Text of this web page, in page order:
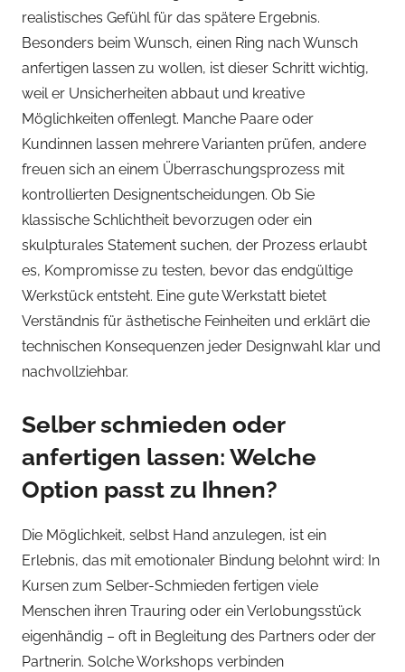
realistisches Gefühl für das spätere Ergebnis.
Besonders beim Wunsch, einen Ring nach Wunsch
anfertigen lassen zu wollen, ist dieser Schritt wichtig,
weil er Unsicherheiten abbaut und kreative
Möglichkeiten offenlegt. Manche Paare oder
Kundinnen lassen mehrere Varianten prüfen, andere
freuen sich an einem Überraschungsprozess mit
kontrollierten Designentscheidungen. Ob Sie
klassische Schlichtheit bevorzugen oder ein
skulpturales Statement suchen, der Prozess erlaubt
es, Kompromisse zu testen, bevor das endgültige
Werkstück entsteht. Eine gute Werkstatt bietet
Verständnis für ästhetische Feinheiten und erklärt die
technischen Konsequenzen jeder Designwahl klar und
nachvollziehbar.
Selber schmieden oder
anfertigen lassen: Welche
Option passt zu Ihnen?
Die Möglichkeit, selbst Hand anzulegen, ist ein
Erlebnis, das mit emotionaler Bindung belohnt wird: In
Kursen zum Selber-Schmieden fertigen viele
Menschen ihren Trauring oder ein Verlobungsstück
eigenhändig – oft in Begleitung des Partners oder der
Partnerin. Solche Workshops verbinden